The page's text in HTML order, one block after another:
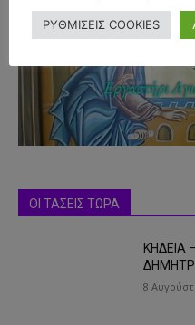
-
ΟΙ ΤΑΣΕΙΣ ΤΩΡΑ
ΚΗΔΕΙΑ
8
ΡΥΘΜΙΣΕΙΣ COOKIES